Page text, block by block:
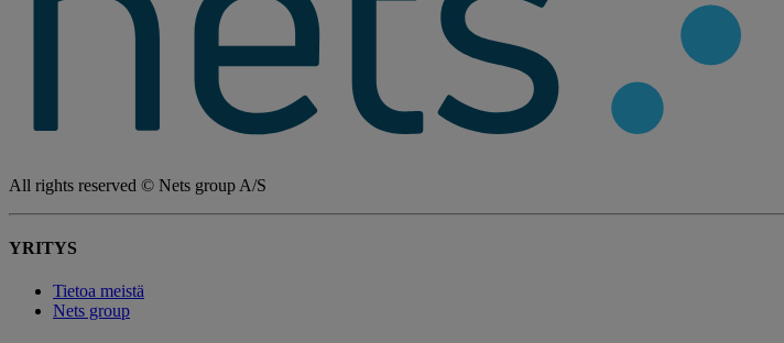
All rights reserved © Nets group A/S
YRITYS
Tietoa meistä
Nets group